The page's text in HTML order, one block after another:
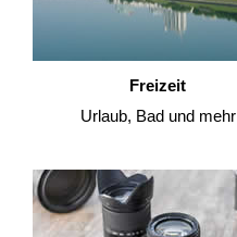
Freizeit
Urlaub, Bad und mehr